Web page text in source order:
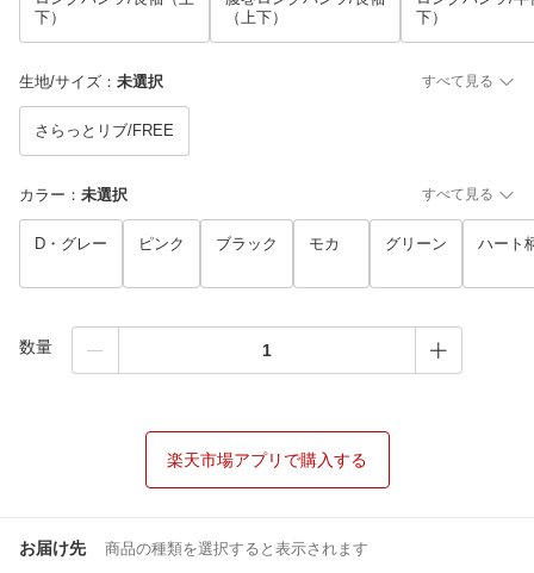
下）
（上下）
下）
生地/サイズ ： 未選択 すべて見る
さらっとリブ/FREE
カラー ： 未選択 すべて見る
D・グレー ピンク ブラック モカ グリーン ハート
数量
楽天市場アプリで購入する
お届け先 商品の種類を選択すると表示されます